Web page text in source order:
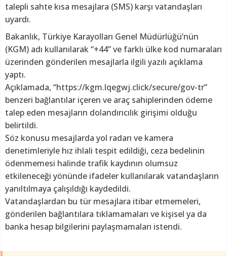
talepli sahte kısa mesajlara (SMS) karşı vatandaşları
uyardı.
Bakanlık, Türkiye Karayolları Genel Müdürlüğü’nün
(KGM) adı kullanılarak “+44” ve farklı ülke kod numaraları
üzerinden gönderilen mesajlarla ilgili yazılı açıklama
yaptı.
Açıklamada, “https://kgm.lqegwj.click/secure/gov-tr”
benzeri bağlantılar içeren ve araç sahiplerinden ödeme
talep eden mesajların dolandırıcılık girişimi olduğu
belirtildi.
Söz konusu mesajlarda yol radarı ve kamera
denetimleriyle hız ihlali tespit edildiği, ceza bedelinin
ödenmemesi halinde trafik kaydının olumsuz
etkileneceği yönünde ifadeler kullanılarak vatandaşların
yanıltılmaya çalışıldığı kaydedildi.
Vatandaşlardan bu tür mesajlara itibar etmemeleri,
gönderilen bağlantılara tıklamamaları ve kişisel ya da
banka hesap bilgilerini paylaşmamaları istendi.